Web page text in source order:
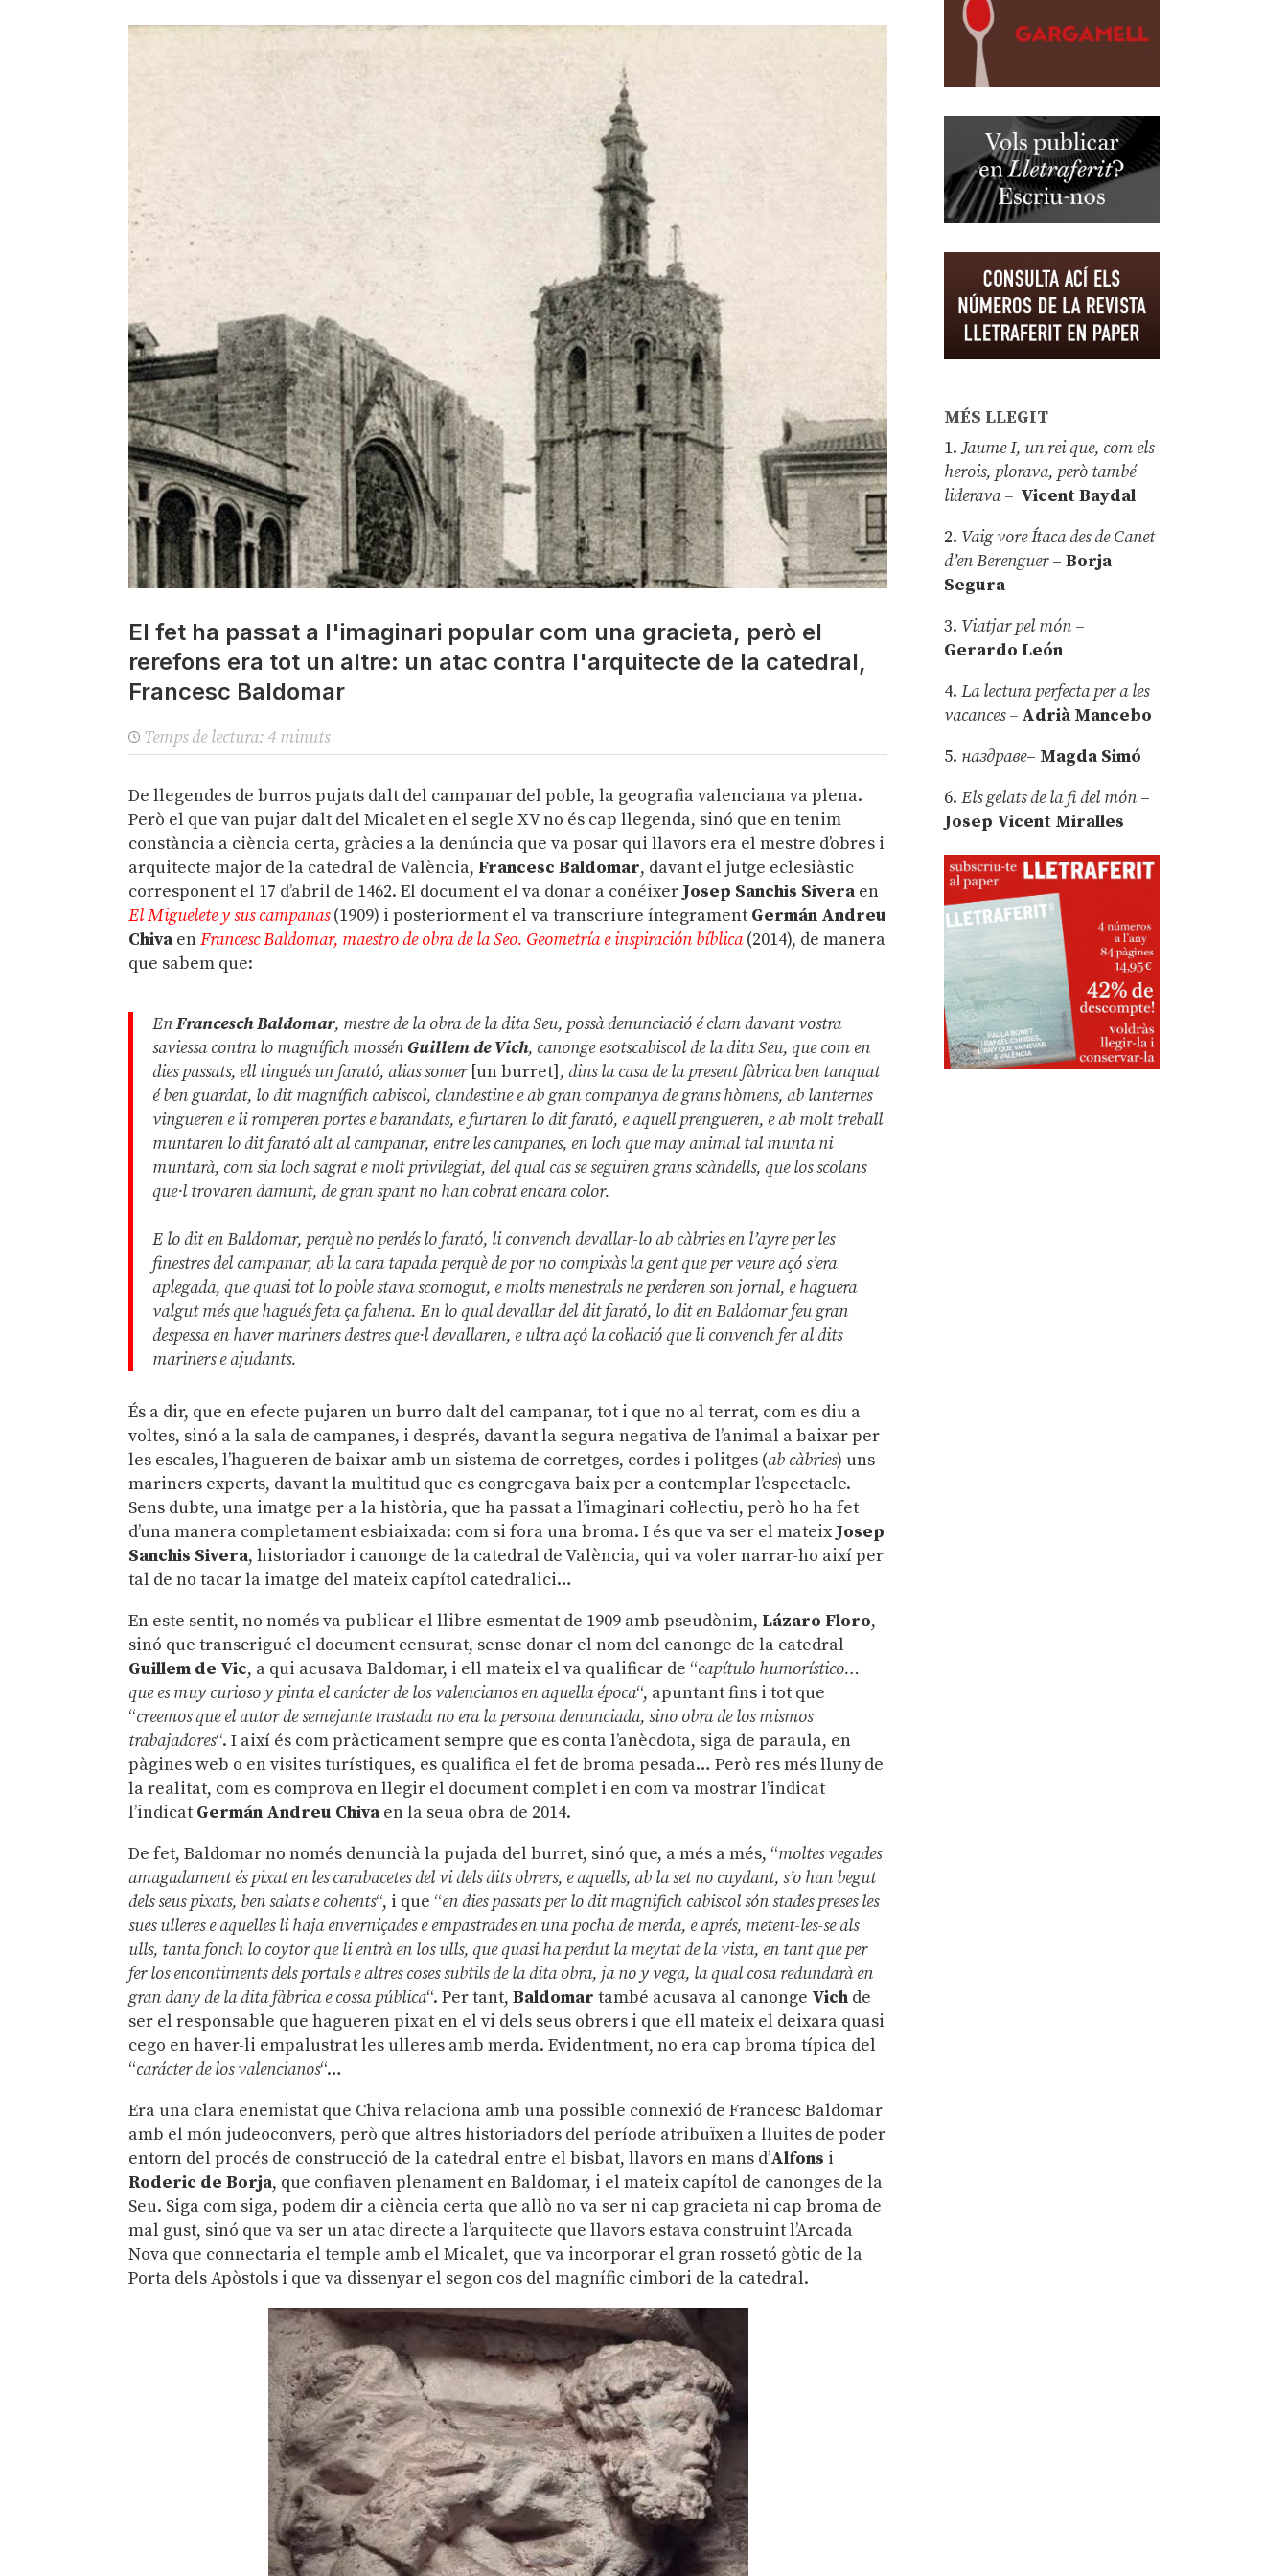
El fet ha passat a l'imaginari popular com una gracieta, però el
rerefons era tot un altre: un atac contra l'arquitecte de la catedral,
Francesc Baldomar
Temps de lectura: 4 minuts
De llegendes de burros pujats dalt del campanar del poble, la geografia valenciana va plena.
Però el que van pujar dalt del Micalet en el segle XV no és cap llegenda, sinó que en tenim
constància a ciència certa, gràcies a la denúncia que va posar qui llavors era el mestre d’obres i
arquitecte major de la catedral de València, Francesc Baldomar, davant el jutge eclesiàstic
corresponent el 17 d’abril de 1462. El document el va donar a conéixer Josep Sanchis Sivera en
El Miguelete y sus campanas(1909) i posteriorment el va transcriure íntegrament Germán Andreu
Chiva enFrancesc Baldomar, maestro de obra de la Seo. Geometría e inspiración bíblica(2014), de manera
que sabem que:
EnFrancesch Baldomar, mestre de la obra de la dita Seu, possà denunciació é clam davant vostra
saviessa contra lo magnífich mossénGuillem de Vich, canonge esotscabiscol de la dita Seu, que com en
dies passats, ell tingués un farató, alias somer [un burret] , dins la casa de la present fàbrica ben tanquat
é ben guardat, lo dit magnífich cabiscol, clandestine e ab gran companya de grans hòmens, ab lanternes
vingueren e li romperen portes e barandats, e furtaren lo dit farató, e aquell prengueren, e ab molt treball
muntaren lo dit farató alt al campanar, entre les campanes, en loch que may animal tal munta ni
muntarà, com sia loch sagrat e molt privilegiat, del qual cas se seguiren grans scàndells, que los scolans
que·l trovaren damunt, de gran spant no han cobrat encara color.
E lo dit en Baldomar, perquè no perdés lo farató, li convench devallar-lo ab càbries en l’ayre per les
finestres del campanar, ab la cara tapada perquè de por no compixàs la gent que per veure açó s’era
aplegada, que quasi tot lo poble stava scomogut, e molts menestrals ne perderen son jornal, e haguera
valgut més que hagués feta ça fahena. En lo qual devallar del dit farató, lo dit en Baldomar feu gran
despessa en haver mariners destres que·l devallaren, e ultra açó la col·lació que li convench fer al dits
mariners e ajudants.
És a dir, que en efecte pujaren un burro dalt del campanar, tot i que no al terrat, com es diu a
voltes, sinó a la sala de campanes, i després, davant la segura negativa de l’animal a baixar per
les escales, l’hagueren de baixar amb un sistema de corretges, cordes i politges (ab càbries) uns
mariners experts, davant la multitud que es congregava baix per a contemplar l’espectacle.
Sens dubte, una imatge per a la història, que ha passat a l’imaginari col·lectiu, però ho ha fet
d’una manera completament esbiaixada: com si fora una broma. I és que va ser el mateixJosep
Sanchis Sivera, historiador i canonge de la catedral de València, qui va voler narrar-ho així per
tal de no tacar la imatge del mateix capítol catedralici…
En este sentit, no només va publicar el llibre esmentat de 1909 amb pseudònim, Lázaro Floro,
sinó que transcrigué el document censurat, sense donar el nom del canonge de la catedral
Guillem de Vic, a qui acusava Baldomar, i ell mateix el va qualificar de “capítulo humorístico…
que es muy curioso y pinta el carácter de los valencianos en aquella época“, apuntant fins i tot que
“creemos que el autor de semejante trastada no era la persona denunciada, sino obra de los mismos
trabajadores“. I així és com pràcticament sempre que es conta l’anècdota, siga de paraula, en
pàgines web o en visites turístiques, es qualifica el fet de broma pesada… Però res més lluny de
la realitat, com es comprova en llegir el document complet i en com va mostrar l’indicat
l’indicat Germán Andreu Chiva en la seua obra de 2014.
De fet, Baldomar no només denuncià la pujada del burret, sinó que, a més a més, “moltes vegades
amagadament és pixat en les carabacetes del vi dels dits obrers, e aquells, ab la set no cuydant, s’o han begut
dels seus pixats, ben salats e cohents“, i que “en dies passats per lo dit magnifich cabiscol són stades preses les
sues ulleres e aquelles li haja enverniçades e empastrades en una pocha de merda, e aprés, metent-les-se als
ulls, tanta fonch lo coytor que li entrà en los ulls, que quasi ha perdut la meytat de la vista, en tant que per
fer los encontiments dels portals e altres coses subtils de la dita obra, ja no y vega, la qual cosa redundarà en
gran dany de la dita fàbrica e cossa pública“. Per tant,Baldomar també acusava al canonge Vich de
ser el responsable que hagueren pixat en el vi dels seus obrers i que ell mateix el deixara quasi
cego en haver-li empalustrat les ulleres amb merda. Evidentment, no era cap broma típica del
“carácter de los valencianos“…
Era una clara enemistat que Chiva relaciona amb una possible connexió de Francesc Baldomar
amb el món judeoconvers, però que altres historiadors del període atribuïxen a lluites de poder
entorn del procés de construcció de la catedral entre el bisbat, llavors en mans d’Alfons i
Roderic de Borja, que confiaven plenament en Baldomar, i el mateix capítol de canonges de la
Seu. Siga com siga, podem dir a ciència certa que allò no va ser ni cap gracieta ni cap broma de
mal gust, sinó que va ser un atac directe a l’arquitecte que llavors estava construint l’Arcada
Nova que connectaria el temple amb el Micalet, que va incorporar el gran rossetó gòtic de la
Porta dels Apòstols i que va dissenyar el segon cos del magnífic cimbori de la catedral.
MÉS LLEGIT
1.Jaume I, un rei que, com els
herois, plorava, però també
liderava – Vicent Baydal
2. Vaig vore Ítaca des de Canet
d’en Berenguer–Borja
Segura
3. Viatjar pel món –
Gerardo León
4.La lectura perfecta per a les
vacances – Adrià Mancebo
5. наздраве– Magda Simó
6.Els gelats de la fi del món –
Josep Vicent Miralles